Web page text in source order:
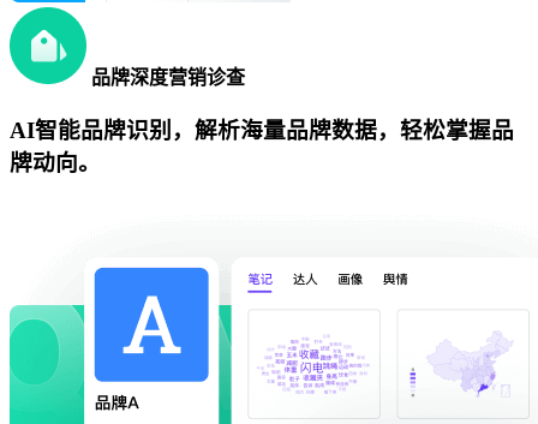
品牌深度营销诊查
AI智能品牌识别，解析海量品牌数据，轻松掌握品
牌动向。